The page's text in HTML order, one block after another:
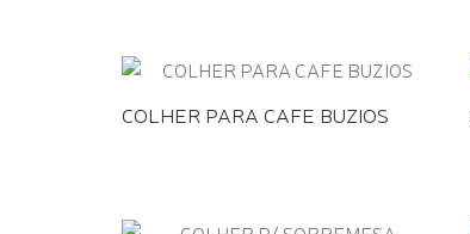
COLHER PARA CAFE BUZIOS